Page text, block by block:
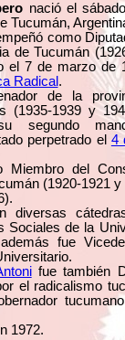
nació el
Tucumán,
como
de Tucumán
el 7 de marzo de
Radical .
de la
(1935-1939 y
segundo
perpetrado el 4
Miembro del
(1920-1921 y
diversas
Sociales de la
fue
fue también
el radicalismo
1972.